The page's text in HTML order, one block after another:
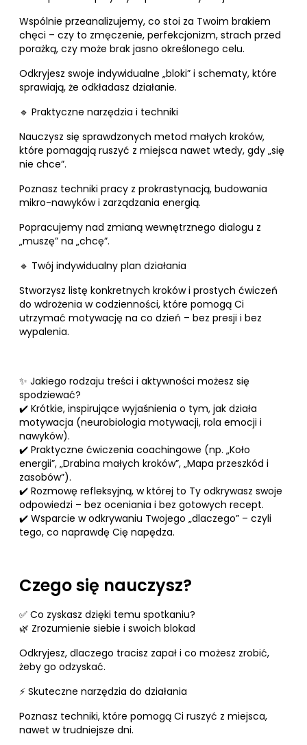
Wspólnie przeanalizujemy, co stoi za Twoim brakiem
chęci – czy to zmęczenie, perfekcjonizm, strach przed
porażką, czy może brak jasno określonego celu.
Odkryjesz swoje indywidualne „bloki” i schematy, które
sprawiają, że odkładasz działanie.
🔹 Praktyczne narzędzia i techniki
Nauczysz się sprawdzonych metod małych kroków,
które pomagają ruszyć z miejsca nawet wtedy, gdy „się
nie chce”.
Poznasz techniki pracy z prokrastynacją, budowania
mikro-nawyków i zarządzania energią.
Popracujemy nad zmianą wewnętrznego dialogu z
„muszę” na „chcę”.
🔹 Twój indywidualny plan działania
Stworzysz listę konkretnych kroków i prostych ćwiczeń
do wdrożenia w codzienności, które pomogą Ci
utrzymać motywację na co dzień – bez presji i bez
wypalenia.
✨ Jakiego rodzaju treści i aktywności możesz się
spodziewać?
✔️ Krótkie, inspirujące wyjaśnienia o tym, jak działa
motywacja (neurobiologia motywacji, rola emocji i
nawyków).
✔️ Praktyczne ćwiczenia coachingowe (np. „Koło
energii”, „Drabina małych kroków”, „Mapa przeszkód i
zasobów”).
✔️ Rozmowę refleksyjną, w której to Ty odkrywasz swoje
odpowiedzi – bez oceniania i bez gotowych recept.
✔️ Wsparcie w odkrywaniu Twojego „dlaczego” – czyli
tego, co naprawdę Cię napędza.
Czego się nauczysz?
✅ Co zyskasz dzięki temu spotkaniu?
🌿 Zrozumienie siebie i swoich blokad
Odkryjesz, dlaczego tracisz zapał i co możesz zrobić,
żeby go odzyskać.
⚡ Skuteczne narzędzia do działania
Poznasz techniki, które pomogą Ci ruszyć z miejsca,
nawet w trudniejsze dni.